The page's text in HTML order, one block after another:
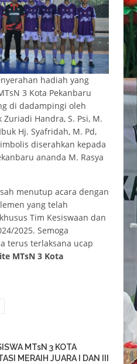
hadiah yang
3 Kota Pekanbaru
di dadampingi oleh
Handra, S. Psi, M.
Hj. Syafridah, M. Pd,
diserahkan kepada
ananda M. Rasya
menutup acara dengan
yang telah
Tim Kesiswaan dan
2025. Semoga
terus terlaksana ucap
MTsN 3 Kota
MTsN 3 KOTA
MERAIH JUARA I DAN III